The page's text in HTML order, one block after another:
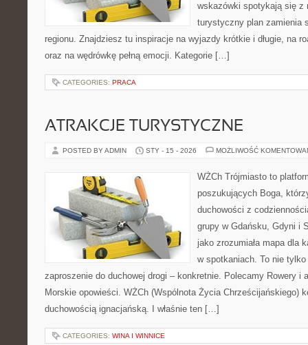
wskazówki spotykają się z
turystyczny plan zamienia
regionu. Znajdziesz tu inspiracje na wyjazdy krótkie i długie, na
oraz na wędrówkę pełną emocji. Kategorie […]
CATEGORIES: PRACA
ATRAKCJE TURYSTYCZNE
POSTED BY ADMIN STY - 15 - 2026 MOŻLIWOŚĆ
WŻCh Trójmiasto to
poszukujących Boga,
duchowości z
grupy w Gdańsku, Gdyni i
jako zrozumiała mapa dla
w spotkaniach. To nie
zaproszenie do duchowej drogi – konkretnie. Polecamy Rowery i
Morskie opowieści. WŻCh (Wspólnota Życia Chrześcijańskiego)
duchowością ignacjańską. I właśnie ten […]
CATEGORIES: WINA I WINNICE